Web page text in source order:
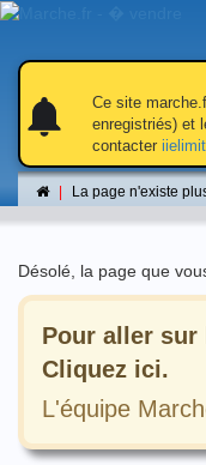
notifications
notifications
Ce site
enregistriés) et
contacter
La page n'existe
La
Désolé, la page que
Pour aller sur
Cliquez ici.
L'équipe